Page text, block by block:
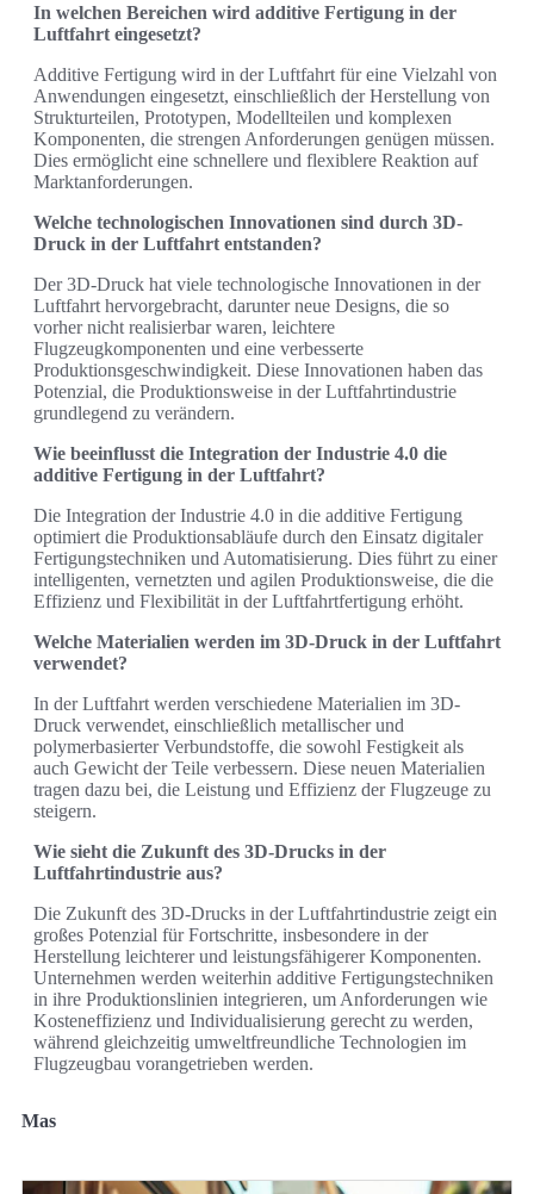
In welchen Bereichen wird additive Fertigung in der
Luftfahrt eingesetzt?
Additive Fertigung wird in der Luftfahrt für eine Vielzahl von
Anwendungen eingesetzt, einschließlich der Herstellung von
Strukturteilen, Prototypen, Modellteilen und komplexen
Komponenten, die strengen Anforderungen genügen müssen.
Dies ermöglicht eine schnellere und flexiblere Reaktion auf
Marktanforderungen.
Welche technologischen Innovationen sind durch 3D-
Druck in der Luftfahrt entstanden?
Der 3D-Druck hat viele technologische Innovationen in der
Luftfahrt hervorgebracht, darunter neue Designs, die so
vorher nicht realisierbar waren, leichtere
Flugzeugkomponenten und eine verbesserte
Produktionsgeschwindigkeit. Diese Innovationen haben das
Potenzial, die Produktionsweise in der Luftfahrtindustrie
grundlegend zu verändern.
Wie beeinflusst die Integration der Industrie 4.0 die
additive Fertigung in der Luftfahrt?
Die Integration der Industrie 4.0 in die additive Fertigung
optimiert die Produktionsabläufe durch den Einsatz digitaler
Fertigungstechniken und Automatisierung. Dies führt zu einer
intelligenten, vernetzten und agilen Produktionsweise, die die
Effizienz und Flexibilität in der Luftfahrtfertigung erhöht.
Welche Materialien werden im 3D-Druck in der Luftfahrt
verwendet?
In der Luftfahrt werden verschiedene Materialien im 3D-
Druck verwendet, einschließlich metallischer und
polymerbasierter Verbundstoffe, die sowohl Festigkeit als
auch Gewicht der Teile verbessern. Diese neuen Materialien
tragen dazu bei, die Leistung und Effizienz der Flugzeuge zu
steigern.
Wie sieht die Zukunft des 3D-Drucks in der
Luftfahrtindustrie aus?
Die Zukunft des 3D-Drucks in der Luftfahrtindustrie zeigt ein
großes Potenzial für Fortschritte, insbesondere in der
Herstellung leichterer und leistungsfähigerer Komponenten.
Unternehmen werden weiterhin additive Fertigungstechniken
in ihre Produktionslinien integrieren, um Anforderungen wie
Kosteneffizienz und Individualisierung gerecht zu werden,
während gleichzeitig umweltfreundliche Technologien im
Flugzeugbau vorangetrieben werden.
Mas